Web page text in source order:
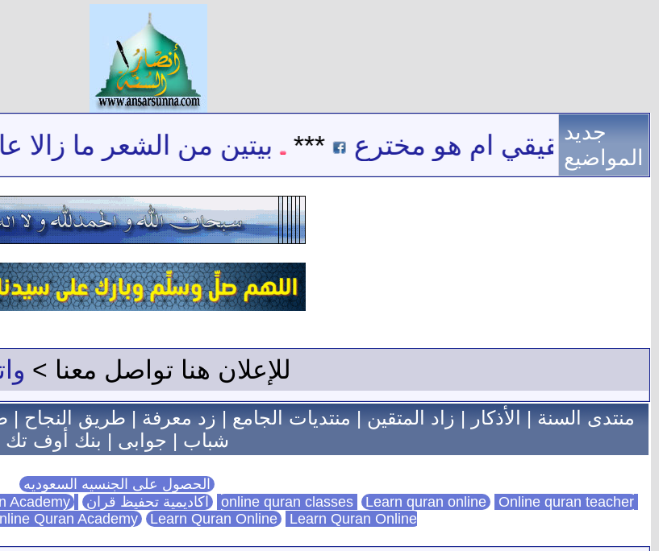
اسم حقيقي ام هو مخترع *** بيتين من الشعر ما زالا
جديد
المواضيع
للإعلان هنا تواصل معنا >
منتدى السنة|الأذكار|زاد المتقين|منتديات الجامع|زد معرفة|طريق النجاح|
شباب | جوابى | بنك أوف تك
الحصول على الجنسيه السعوديه
Learn quran online Online quran teacher اكاديمية تحفيظ قران Academy
Quran Academy Learn Quran Online Learn Quran Online